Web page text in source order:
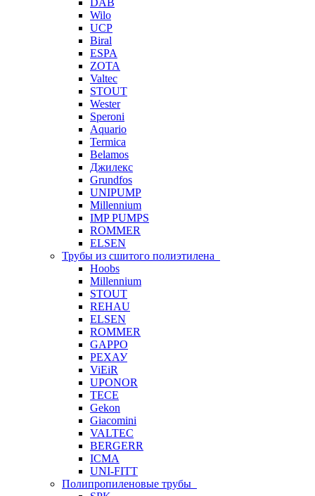
DAB
Wilo
UCP
Biral
ESPA
ZOTA
Valtec
STOUT
Wester
Speroni
Aquario
Termica
Belamos
Джилекс
Grundfos
UNIPUMP
Millennium
IMP PUMPS
ROMMER
ELSEN
Трубы из сшитого полиэтилена
Hoobs
Millennium
STOUT
REHAU
ELSEN
ROMMER
GAPPO
РЕХАУ
ViEiR
UPONOR
TECE
Gekon
Giacomini
VALTEC
BERGERR
ICMA
UNI-FITT
Полипропиленовые трубы